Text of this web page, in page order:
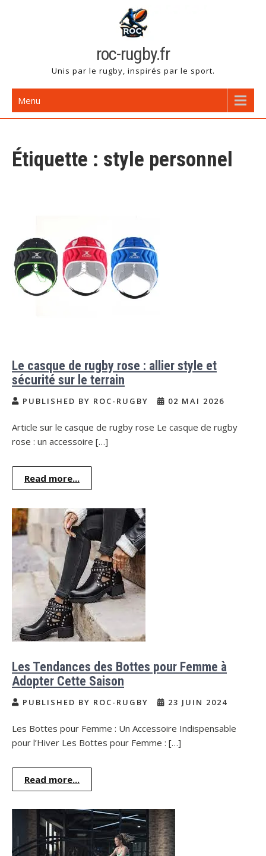
roc-rugby.fr
Unis par le rugby, inspirés par le sport.
Menu
Étiquette : style personnel
Le casque de rugby rose : allier style et
sécurité sur le terrain
PUBLISHED BY ROC-RUGBY 02 MAI 2026
Article sur le casque de rugby rose Le casque de rugby
rose : un accessoire […]
Read more...
Les Tendances des Bottes pour Femme à
Adopter Cette Saison
PUBLISHED BY ROC-RUGBY 23 JUIN 2024
Les Bottes pour Femme : Un Accessoire Indispensable
pour l’Hiver Les Bottes pour Femme : […]
Read more...